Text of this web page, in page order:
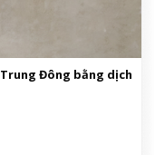
Đông bằng dịch